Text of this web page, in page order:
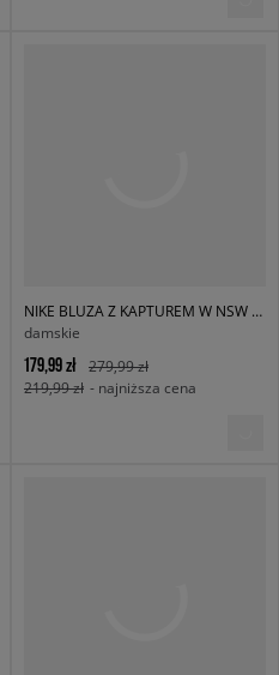
NIKE BLUZA Z KAPTUREM W NSW PHNX FLC OOS PO HOODIE
damskie
179,99 zł
279,99 zł
219,99 zł - najniższa cena